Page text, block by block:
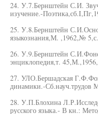
24. У.7.Бернштейн С.И.
изучение.-
25. У.8.Бернштейн
языкознания,М. ,1962,№
26. У.9.Бернштейн
энциклопедия,т.
27. УЛО.Бершадская
динамики.-
28. У.П.Блохина
русского языка.- В кн.: